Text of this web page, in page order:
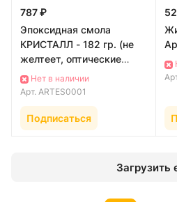
787 ₽
Эпоксидная смола
КРИСТАЛЛ - 182 гр. (не
желтеет, оптические
свойства натурального
стекла)
Нет в наличии
Арт. ARTES0001
Подписаться
Загрузить